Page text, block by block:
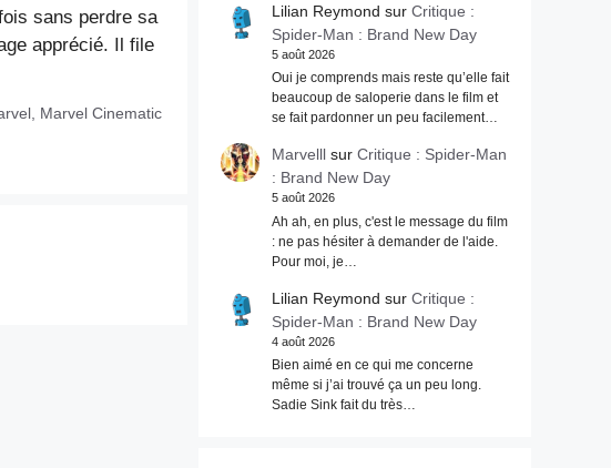
sans perdre sa
apprécié. Il file
, Marvel Cinematic
Lilian Reymond sur Critique :
Spider-Man : Brand New Day
5 août 2026
Oui je comprends mais reste qu’elle fait
beaucoup de saloperie dans le film et
se fait pardonner un peu facilement…
Marvelllsur Critique : Spider-Man
: Brand New Day
5 août 2026
Ah ah, en plus, c'est le message du film
: ne pas hésiter à demander de l'aide.
Pour moi, je…
Lilian Reymond sur Critique :
Spider-Man : Brand New Day
4 août 2026
Bien aimé en ce qui me concerne
même si j’ai trouvé ça un peu long.
Sadie Sink fait du très…